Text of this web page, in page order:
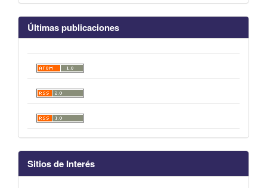
Últimas publicaciones
Sitios de Interés